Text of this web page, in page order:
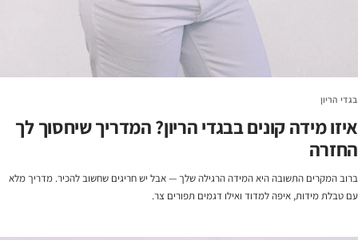
בגדי הריון
איזו מידה קונים בבגדי הריון? המדריך שיחסוך לך
החזרה
ברוב המקרים התשובה היא המידה הרגילה שלך — אבל יש חריגים שחשוב להכיר. מדריך מלא
עם טבלת מידות, איפה למדוד ואילו דגמים תפורים צר.